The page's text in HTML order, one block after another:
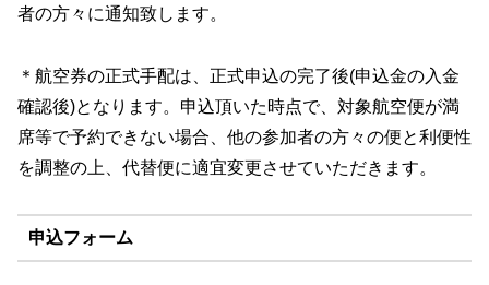
者の方々に通知致します。
＊航空券の正式手配は、正式申込の完了後(申込金の入金
確認後)となります。申込頂いた時点で、対象航空便が満
席等で予約できない場合、他の参加者の方々の便と利便性
を調整の上、代替便に適宜変更させていただきます。
申込フォーム